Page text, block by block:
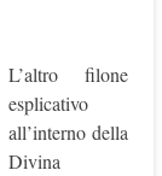
L’altro filone
esplicativo
all’interno della
Divina